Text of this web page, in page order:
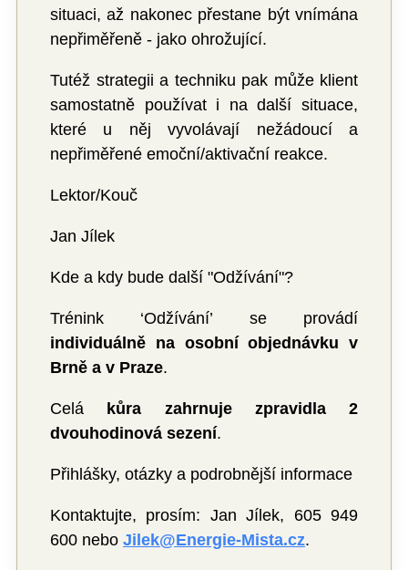
situaci, až nakonec přestane být vnímána
nepřiměřeně - jako ohrožující.
Tutéž strategii a techniku pak může klient
samostatně používat i na další situace,
které u něj vyvolávají nežádoucí a
nepřiměřené emoční/aktivační reakce.
Lektor/Kouč
Jan Jílek
Kde a kdy bude další "Odžívání"?
Trénink ‘Odžívání’ se provádí
individuálně na osobní objednávku v
Brně a v Praze.
Celá kůra zahrnuje zpravidla 2
dvouhodinová sezení.
Přihlášky, otázky a podrobnější informace
Kontaktujte, prosím: Jan Jílek, 605 949
600 nebo Jilek@Energie-Mista.cz.